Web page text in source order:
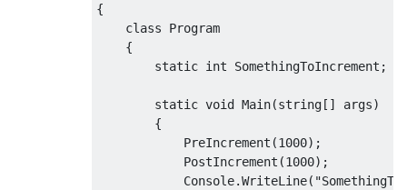
{
    class Program
    {
        static int SomethingToIncrement;
        static void Main(string[] args)
        {
            PreIncrement(1000);
            PostIncrement(1000);